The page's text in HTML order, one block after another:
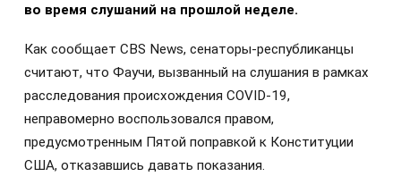
во время слушаний на прошлой неделе.
Как сообщает CBS News, сенаторы-республиканцы
считают, что Фаучи, вызванный на слушания в рамках
расследования происхождения COVID-19,
неправомерно воспользовался правом,
предусмотренным Пятой поправкой к Конституции
США, отказавшись давать показания.